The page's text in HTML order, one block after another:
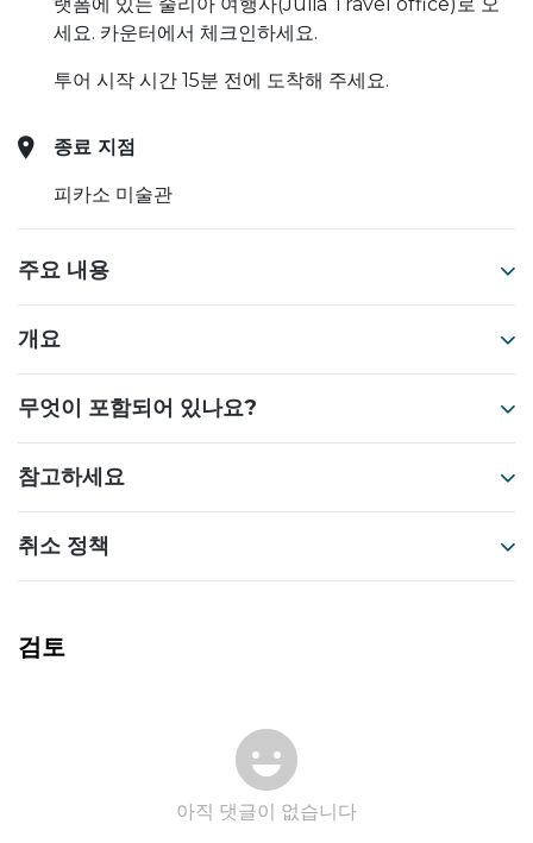
세요. 카운터에서 체크인하세요.
투어 시작 시간 15분 전에 도착해 주세요.
종료 지점
피카소 미술관
주요 내용
개요
무엇이 포함되어 있나요?
참고하세요
취소 정책
검토
아직 댓글이 없습니다